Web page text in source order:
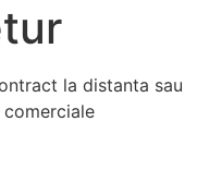
la distanta sau